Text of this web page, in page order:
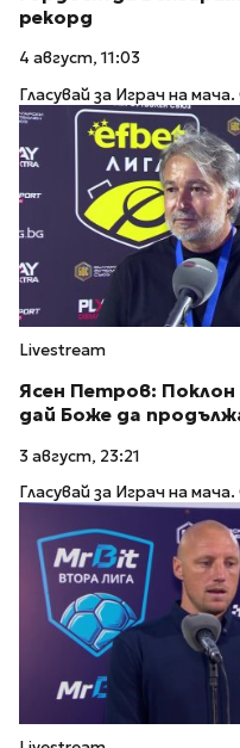
рекорд
4 август, 11:03
Гласувай за Играч на
Livestream
Ясен Петров: Поклон
дай Боже да
3 август, 23:21
Гласувай за Играч на